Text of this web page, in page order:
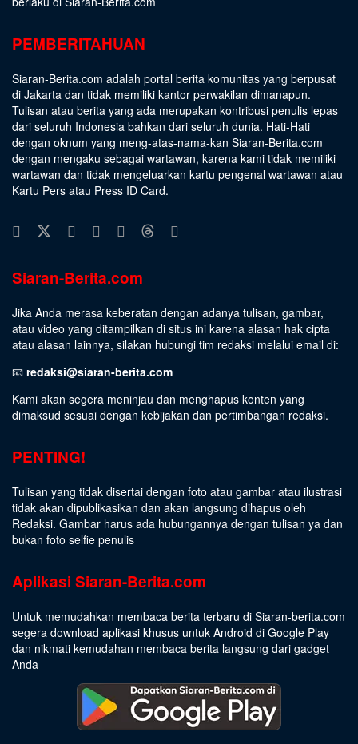
PEMBERITAHUAN
Siaran-Berita.com adalah portal berita komunitas yang berpusat
di Jakarta dan tidak memiliki kantor perwakilan dimanapun.
Tulisan atau berita yang ada merupakan kontribusi penulis lepas
dari seluruh Indonesia bahkan dari seluruh dunia. Hati-Hati
dengan oknum yang meng-atas-nama-kan Siaran-Berita.com
dengan mengaku sebagai wartawan, karena kami tidak memiliki
wartawan dan tidak mengeluarkan kartu pengenal wartawan atau
Kartu Pers atau Press ID Card.
Siaran-Berita.com
Jika Anda merasa keberatan dengan adanya tulisan, gambar,
atau video yang ditampilkan di situs ini karena alasan hak cipta
atau alasan lainnya, silakan hubungi tim redaksi melalui email di:
📧 redaksi@siaran-berita.com
Kami akan segera meninjau dan menghapus konten yang
dimaksud sesuai dengan kebijakan dan pertimbangan redaksi.
PENTING!
Tulisan yang tidak disertai dengan foto atau gambar atau ilustrasi
tidak akan dipublikasikan dan akan langsung dihapus oleh
Redaksi. Gambar harus ada hubungannya dengan tulisan ya dan
bukan foto selfie penulis
Aplikasi Siaran-Berita.com
Untuk memudahkan membaca berita terbaru di Siaran-berita.com
segera download aplikasi khusus untuk Android di Google Play
dan nikmati kemudahan membaca berita langsung dari gadget
Anda